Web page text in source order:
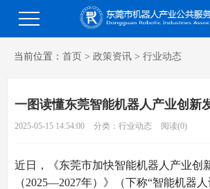
当前位置： 首页 > 政策资讯 > 行业动态
一图读懂东莞智能机器人产业创新
2025-05-15 14:54:00 分类：行业动态 阅读(0)
近日，《东莞市加快智能机器人产业创
（2025—2027年）》（下称“智能机器